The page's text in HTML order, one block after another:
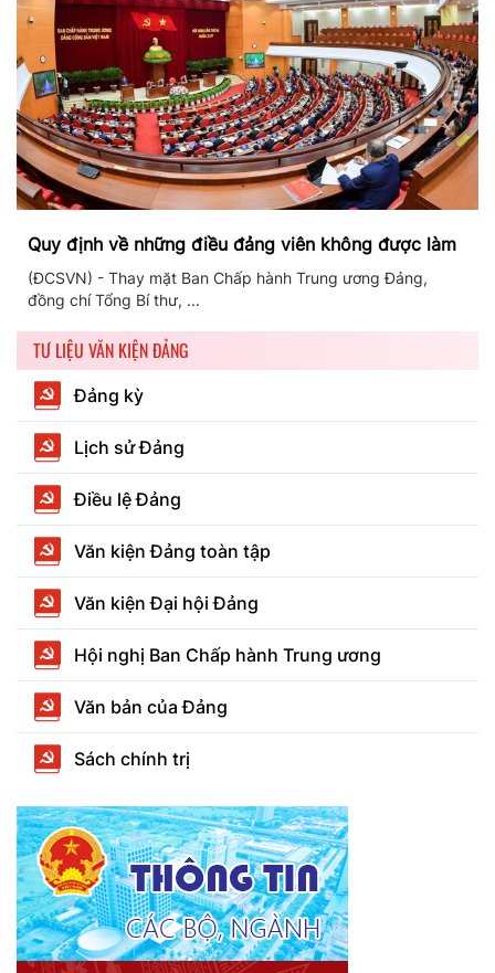
Quy định về những điều đảng viên không được làm
(ĐCSVN) - Thay mặt Ban Chấp hành Trung ương Đảng,
đồng chí Tổng Bí thư, ...
TƯ LIỆU VĂN KIỆN ĐẢNG
Đảng kỳ
Lịch sử Đảng
Điều lệ Đảng
Văn kiện Đảng toàn tập
Văn kiện Đại hội Đảng
Hội nghị Ban Chấp hành Trung ương
Văn bản của Đảng
Sách chính trị